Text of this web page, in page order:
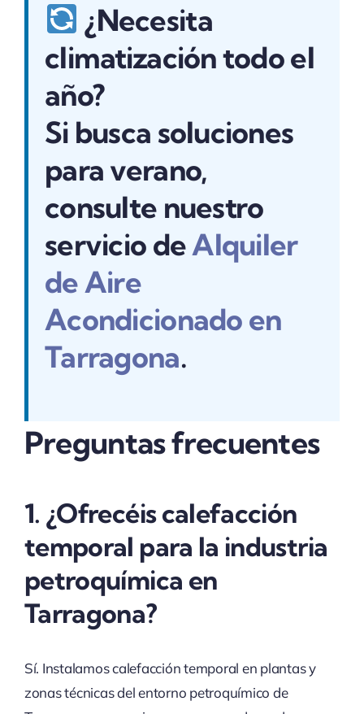
¿Necesita
climatización todo el
año?
Si busca soluciones
para verano,
consulte nuestro
servicio deAlquiler
de Aire
Acondicionado en
Tarragona.
Preguntas frecuentes
1. ¿Ofrecéis calefacción
temporal para la industria
petroquímica en
Tarragona?
Sí. Instalamos calefacción temporal en plantas y
zonas técnicas del entorno petroquímico de